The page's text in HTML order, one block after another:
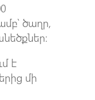
ծաղր,
է
մի